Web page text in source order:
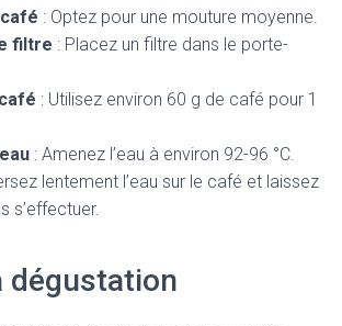
: Optez pour une mouture moyenne.
filtre : Placez un filtre dans le porte-
: Utilisez environ 60 g de café pour 1
: Amenez l’eau à environ 92-96 °C.
lentement l’eau sur le café et laissez
s’effectuer.
dégustation